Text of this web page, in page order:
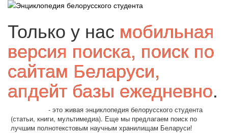
Только у нас мобильная
версия поиска, поиск по
сайтам Беларуси,
апдейт базы ежедневно.
- это живая энциклопедия белорусского студента
(статьи, книги, мультимедиа). Еще мы предлагаем поиск по
лучшим полнотекстовым научным хранилищам Беларуси!